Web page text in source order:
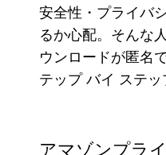
安全性・プライバ
るか心配。そんな
ウンロードが匿名
テップ バイ ステッ
アマゾンプラ